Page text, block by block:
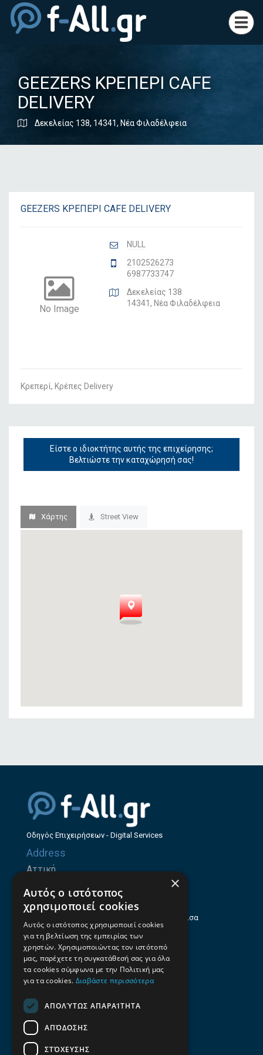
GEEZERS ΚΡΕΠΕΡΙ CAFE
DELIVERY
Δεκελείας 138, 14341, Νέα Φιλαδέλφεια
GEEZERS ΚΡΕΠΕΡΙ CAFE DELIVERY
No Image
NULL
2102526273
6987733747
Δεκελείας 138
14341, Νέα Φιλαδέλφεια
Κρεπερί, Κρέπες Delivery
Είστε ο ιδιοκτήτης αυτής της επιχείρησης;
Βελτιώστε την καταχώρησή σας!
Χάρτης Street View
Οδηγός Επιχειρήσεων - Digital Services
Address
Αττική
Θεσσαλία
Ηρώων Πολυτεχνείου 214 (1ος Όροφος), Λάρισα
Επαγγελματικός οδηγός Λάρισας
Emails
Contacts
+30 2106100088
+30 2410533884
×
Αυτός ο ιστότοπος
χρησιμοποιεί cookies
Αυτός ο ιστότοπος χρησιμοποιεί cookies
για τη βελτίωση της εμπειρίας των
χρηστών. Χρησιμοποιώντας τον ιστότοπό
μας, παρέχετε τη συγκατάθεσή σας για όλα
τα cookies σύμφωνα με την Πολιτική μας
για τα cookies. Διαβάστε περισσότερα
ΑΠΟΛΎΤΩΣ ΑΠΑΡΑΊΤΗΤΑ
ΑΠΌΔΟΣΗΣ
ΣΤΌΧΕΥΣΗΣ